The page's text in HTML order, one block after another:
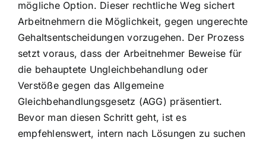
mögliche Option. Dieser rechtliche Weg sichert
Arbeitnehmern die Möglichkeit, gegen ungerechte
Gehaltsentscheidungen vorzugehen. Der Prozess
setzt voraus, dass der Arbeitnehmer Beweise für
die behauptete Ungleichbehandlung oder
Verstöße gegen das Allgemeine
Gleichbehandlungsgesetz (AGG) präsentiert.
Bevor man diesen Schritt geht, ist es
empfehlenswert, intern nach Lösungen zu suchen